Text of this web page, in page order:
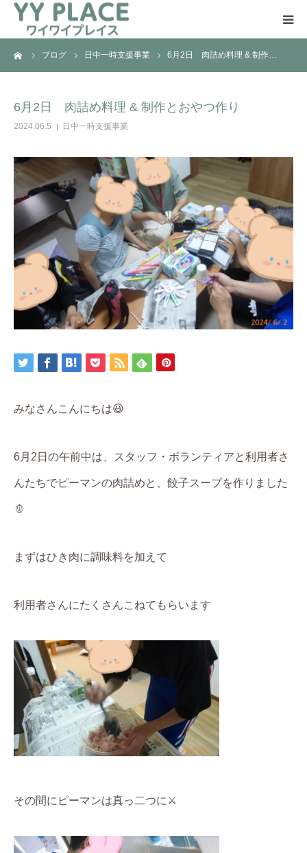
ブログ 日中一時支援事業 6月2日 肉詰め料理 & 制作…
6月2日 肉詰め料理 & 制作とおやつ作り
2024.06.5 日中一時支援事業
みなさんこんにちは😃
6月 2 日の午前中は、スタッフ・ボランティアと利用者さ
んたちでピーマンの肉詰めと、餃子スープを作りました
🫑
まずはひき肉に調味料を加えて
利用者さんにたくさんこねてもらいます
その間にピーマンは真っ二つに ⚔️
YY PLACEについて
ご支援のお願い
アクセス